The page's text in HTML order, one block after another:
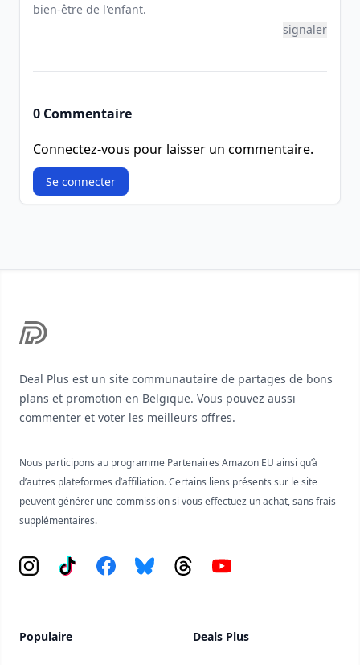
bien-être de l'enfant.
signaler
0 Commentaire
Connectez-vous pour laisser un commentaire.
Se connecter
Deal Plus est un site communautaire de partages de bons
plans et promotion en Belgique. Vous pouvez aussi
commenter et voter les meilleurs offres.
Nous participons au programme Partenaires Amazon EU ainsi qu’à
d’autres plateformes d’affiliation. Certains liens présents sur le site
peuvent générer une commission si vous effectuez un achat, sans frais
supplémentaires.
Instagram
Tiktok FacebookBlueskyThreadsYouTube
Populaire Deals Plus